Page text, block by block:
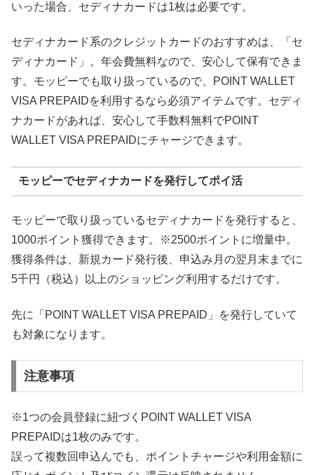
いった場合、セディナカードは1枚は必要です。
セディナカード系のクレジットカードのおすすめは、「セ
ディナカード」。年会費無料なので、安心して保有できま
す。モッピーでも取り扱っているので、POINT WALLET
VISA PREPAIDを利用するなら必須アイテムです。セディ
ナカードがあれば、安心して手数料無料でPOINT
WALLET VISA PREPAIDにチャージできます。
モッピーでセディナカードを発行してポイ活
モッピーで取り扱っているセディナカードを発行すると、
1000ポイント獲得できます。※2500ポイントに増量中。
獲得条件は、新規カード発行後、申込み月の翌月末までに
5千円（税込）以上のショッピング利用するだけです。
先に「POINT WALLET VISA PREPAID」を発行していて
も対象になります。
注意事項
※1つの会員登録に紐づくPOINT WALLET VISA
PREPAIDは1枚のみです。
誤って複数回申込んでも、ポイントチャージや利用金額に